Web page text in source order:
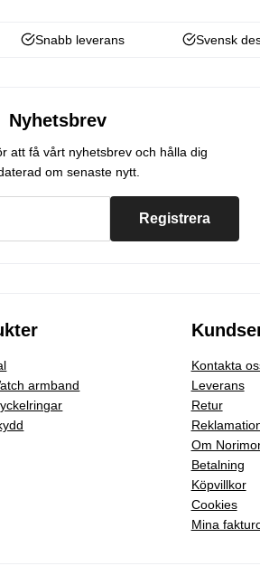
Snabb leverans Svensk
Nyhetsbrev
att få vårt nyhetsbrev och hålla dig
om senaste nytt.
Registrera
armband
Kontakta
Leverans
Retur
Om
Betalning
Köpvillkor
Cookies
Mina